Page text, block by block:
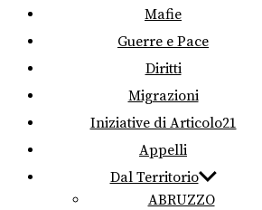
Mafie
Guerre e Pace
Diritti
Migrazioni
Iniziative di Articolo21
Appelli
Dal Territorio
ABRUZZO